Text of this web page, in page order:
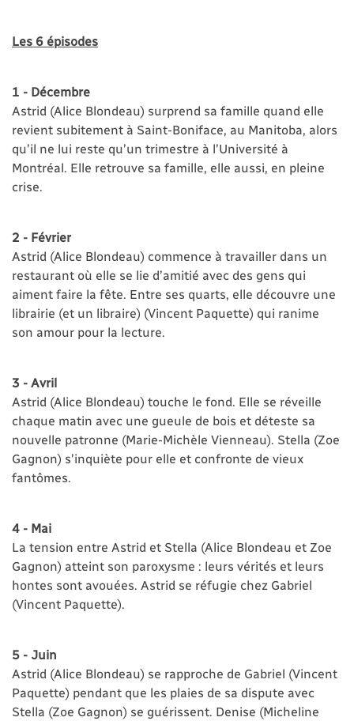
Les 6 épisodes
1 - Décembre
Astrid (Alice Blondeau) surprend sa famille quand elle
revient subitement à Saint-Boniface, au Manitoba, alors
qu’il ne lui reste qu’un trimestre à l’Université à
Montréal. Elle retrouve sa famille, elle aussi, en pleine
crise.
2 - Février
Astrid (Alice Blondeau) commence à travailler dans un
restaurant où elle se lie d’amitié avec des gens qui
aiment faire la fête. Entre ses quarts, elle découvre une
librairie (et un libraire) (Vincent Paquette) qui ranime
son amour pour la lecture.
3 - Avril
Astrid (Alice Blondeau) touche le fond. Elle se réveille
chaque matin avec une gueule de bois et déteste sa
nouvelle patronne (Marie-Michèle Vienneau). Stella (Zoe
Gagnon) s’inquiète pour elle et confronte de vieux
fantômes.
4 - Mai
La tension entre Astrid et Stella (Alice Blondeau et Zoe
Gagnon) atteint son paroxysme : leurs vérités et leurs
hontes sont avouées. Astrid se réfugie chez Gabriel
(Vincent Paquette).
5 - Juin
Astrid (Alice Blondeau) se rapproche de Gabriel (Vincent
Paquette) pendant que les plaies de sa dispute avec
Stella (Zoe Gagnon) se guérissent. Denise (Micheline